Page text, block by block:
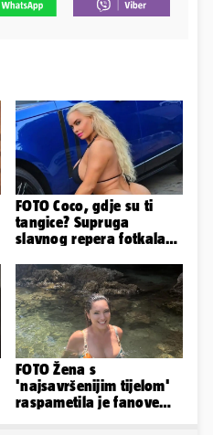
FOTO Coco, gdje su ti
tangice? Supruga
slavnog repera fotkala
sve
FOTO Žena s
'najsavršenijim tijelom'
raspametila je fanove